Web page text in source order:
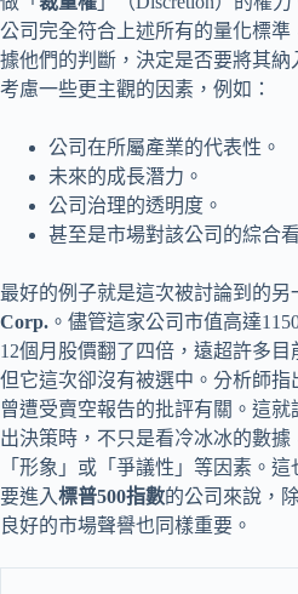
公司完全符合上述所有的量化標準
據他們的判斷，決定是否要將其納
考慮一些更主觀的因素，例如：
公司在所屬產業的代表性。
未來的成長潛力。
公司治理的透明度。
甚至是市場對該公司的綜合
最好的例子就是這次被討論到的另
Corp. 。儘管這家公司市值高達
12個月股價翻了四倍，遠超許多目
但它這次卻沒有被選中。分析師指
曾遭受賣空報告的批評有關。這
出決策時，不只是看冷冰冰的數據
「形象」或「爭議性」等因素。
要進入標普500指數的公司來說，
良好的市場聲譽也同樣重要。